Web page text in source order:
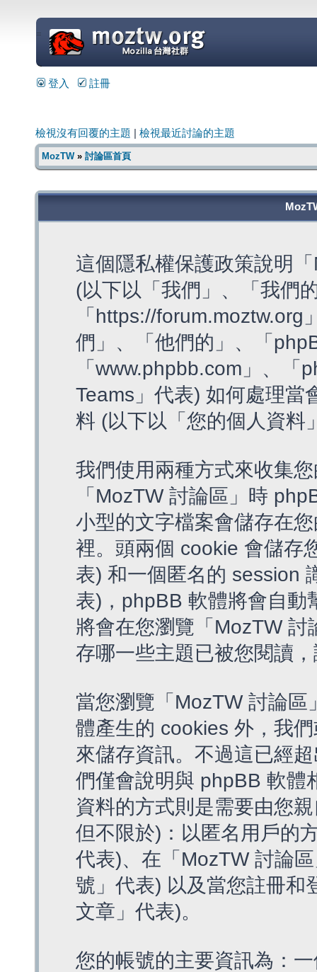
=
登入 註冊
檢視沒有回覆的主題 檢視最近討論的主題
MozTW» 討論區首頁
這個隱私權保護政策說明
(以下以「我們」、「我們
「https://
們」、「他們的」、「
「www.phpbb.com」、
Teams」代表) 如何處理當
料 (以下以「您的個人資料
我們使用兩種方式來收集
「MozTW 討論區」時
小型的文字檔案會儲存在
裡。頭兩個 cookie 會儲存
表) 和一個匿名的 session
表)，phpBB 軟體將會自動
將會在您瀏覽「MozTW
存哪一些主題已被您閱讀
當您瀏覽「MozTW 討論
體產生的 cookies 外，我
來儲存資訊。不過這已經
們僅會說明與 phpBB 軟體
資料的方式則是需要由您
但不限於)：以匿名用戶的
代表)、在「MozTW 討論
號」代表) 以及當您註冊和
文章」代表)。
您的帳號的主要資訊為：